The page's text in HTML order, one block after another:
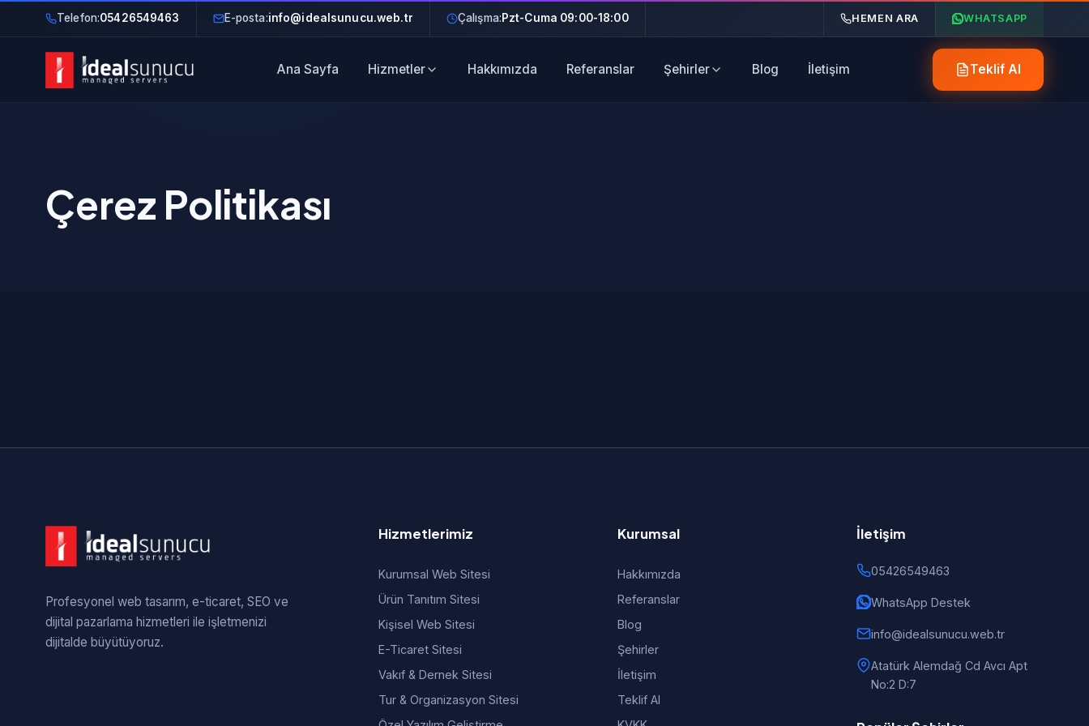
Telefon:05426549463 E-posta:info@idealsunucu.web.tr Çalışma:Pzt-Cuma 09:00-18:00 HEMEN ARA WHATSAPP
Ana Sayfa Hizmetler Hakkımızda Referanslar Şehirler Blog İletişim Teklif Al
Çerez Politikası
Profesyonel web tasarım, e-ticaret, SEO ve
dijital pazarlama hizmetleri ile işletmenizi
dijitalde büyütüyoruz.
Hizmetlerimiz
Kurumsal Web Sitesi
Ürün Tanıtım Sitesi
Kişisel Web Sitesi
E-Ticaret Sitesi
Vakıf & Dernek Sitesi
Tur & Organizasyon Sitesi
Kurumsal
Hakkımızda
Referanslar
Blog
Şehirler
İletişim
Teklif Al
İletişim
05426549463
WhatsApp Destek
info@idealsunucu.web.tr
Atatürk Alemdağ Cd Avcı Apt
No:2 D:7